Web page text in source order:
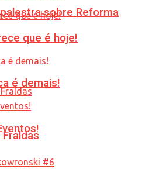
sobre Reforma
Fraldas
que é hoje!
é demais!